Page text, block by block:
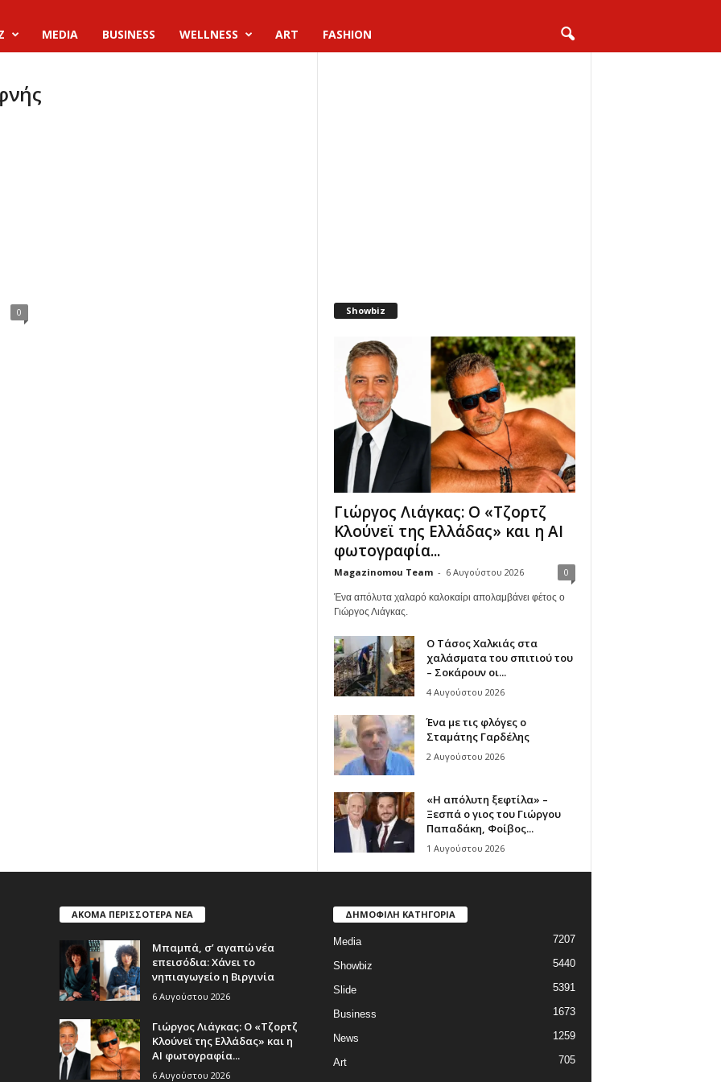
MEDIA BUSINESS WELLNESS ART FASHION
0 Showbiz
Γιώργος Λιάγκας: Ο «Τζορτζ
Κλούνεϊ της Ελλάδας» και η AI
φωτογραφία...
Magazinomou Team - 6 Αυγούστου 2026 0
Ένα απόλυτα χαλαρό καλοκαίρι απολαμβάνει φέτος ο
Γιώργος Λιάγκας.
Ο Τάσος Χαλκιάς στα
χαλάσματα του σπιτιού του
– Σοκάρουν οι...
4 Αυγούστου 2026
Ένα με τις φλόγες ο
Σταμάτης Γαρδέλης
2 Αυγούστου 2026
«Η απόλυτη ξεφτίλα» –
Ξεσπά ο γιος του Γιώργου
Παπαδάκη, Φοίβος...
1 Αυγούστου 2026
ΑΚΟΜΑ ΠΕΡΙΣΣΟΤΕΡΑ ΝΕΑ
Μπαμπά, σ’ αγαπώ νέα
επεισόδια: Χάνει το
νηπιαγωγείο η Βιργινία
6 Αυγούστου 2026
Γιώργος Λιάγκας: Ο «Τζορτζ
Κλούνεϊ της Ελλάδας» και η
AI φωτογραφία...
6 Αυγούστου 2026
ΔΗΜΟΦΙΛΗ ΚΑΤΗΓΟΡΙΑ
Media 7207
Showbiz 5440
Slide 5391
Business 1673
News 1259
Art 705